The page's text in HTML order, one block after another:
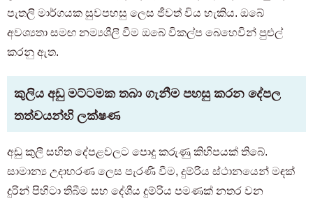
පැතලි මාර්ගයක සුවපහසු ලෙස ජීවත් විය හැකිය. ඔබේ
අවශ්‍යතා සමඟ නම්‍යශීලී වීම ඔබේ විකල්ප බෙහෙවින් පුළුල්
කරනු ඇත.
කුලිය අඩු මට්ටමක තබා ගැනීම පහසු කරන දේපල
තත්වයන්හි ලක්ෂණ
අඩු කුලී සහිත දේපළවලට පොදු කරුණු කිහිපයක් තිබේ.
සාමාන්‍ය උදාහරණ ලෙස පැරණි වීම, දුම්රිය ස්ථානයෙන් මඳක්
දුරින් පිහිටා තිබීම සහ දේශීය දුම්රිය පමණක් නතර වන